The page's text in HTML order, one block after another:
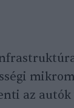
az